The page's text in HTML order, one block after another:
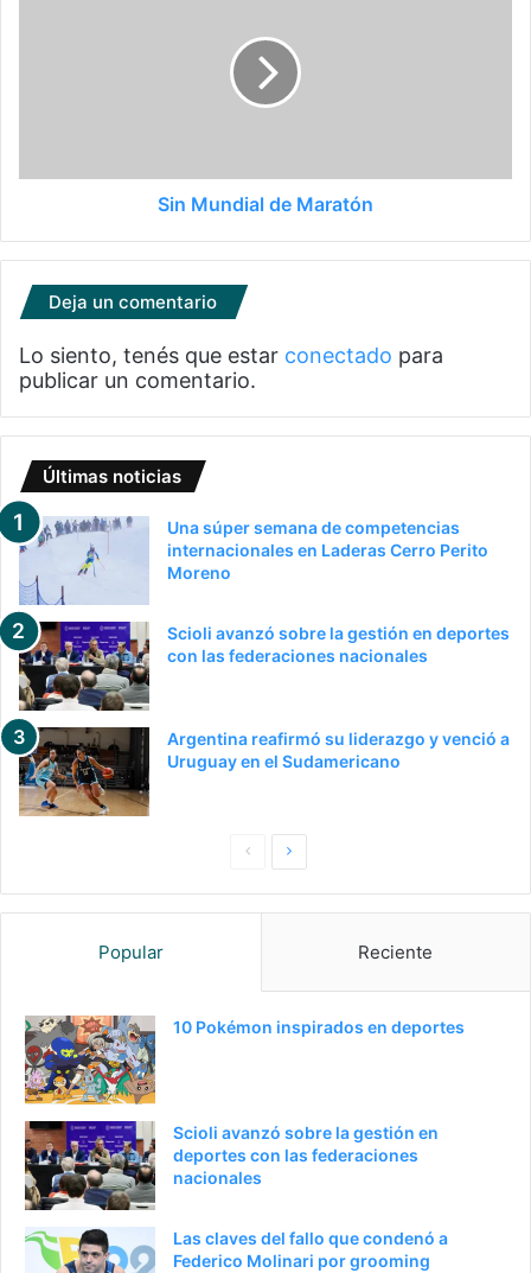
Sin Mundial de Maratón
Deja un comentario
Lo siento, tenés que estar conectado para
publicar un comentario.
Últimas noticias
Una súper semana de competencias
internacionales en Laderas Cerro Perito
Moreno
Scioli avanzó sobre la gestión en deportes
con las federaciones nacionales
Argentina reafirmó su liderazgo y venció a
Uruguay en el Sudamericano
PaginaSiguiente
Popular Reciente
10 Pokémon inspirados en deportes
Scioli avanzó sobre la gestión en
deportes con las federaciones
nacionales
Las claves del fallo que condenó a
Federico Molinari por grooming